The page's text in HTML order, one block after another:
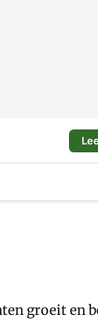
groeit en